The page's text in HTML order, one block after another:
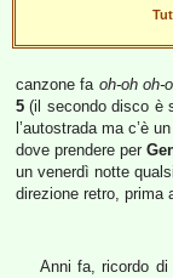
canzone fa oh-oh oh-
5 (il secondo disco è
l’autostrada ma c’è
dove prendere per
un venerdì notte
direzione retro, prima
Anni fa, ricordo